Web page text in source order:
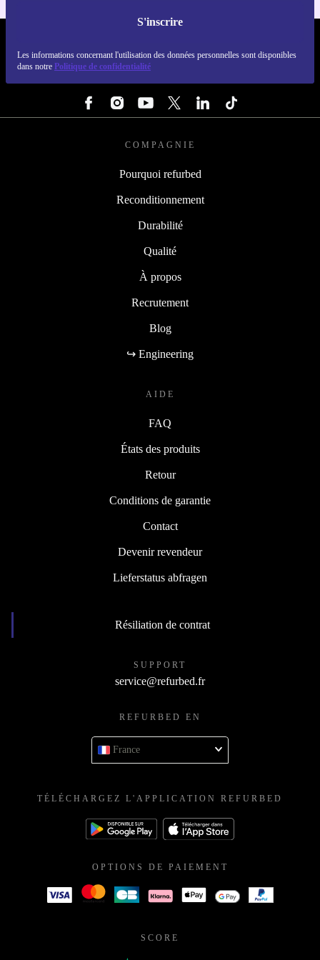
S'inscrire
Les informations concernant l'utilisation des données personnelles sont disponibles
dans notre Politique de confidentialité
COMPAGNIE
Pourquoi refurbed
Reconditionnement
Durabilité
Qualité
À propos
Recrutement
Blog
↪ Engineering
AIDE
FAQ
États des produits
Retour
Conditions de garantie
Contact
Devenir revendeur
Lieferstatus abfragen
Résiliation de contrat
SUPPORT
service@refurbed.fr
REFURBED EN
France
TÉLÉCHARGEZ L'APPLICATION REFURBED
OPTIONS DE PAIEMENT
SCORE